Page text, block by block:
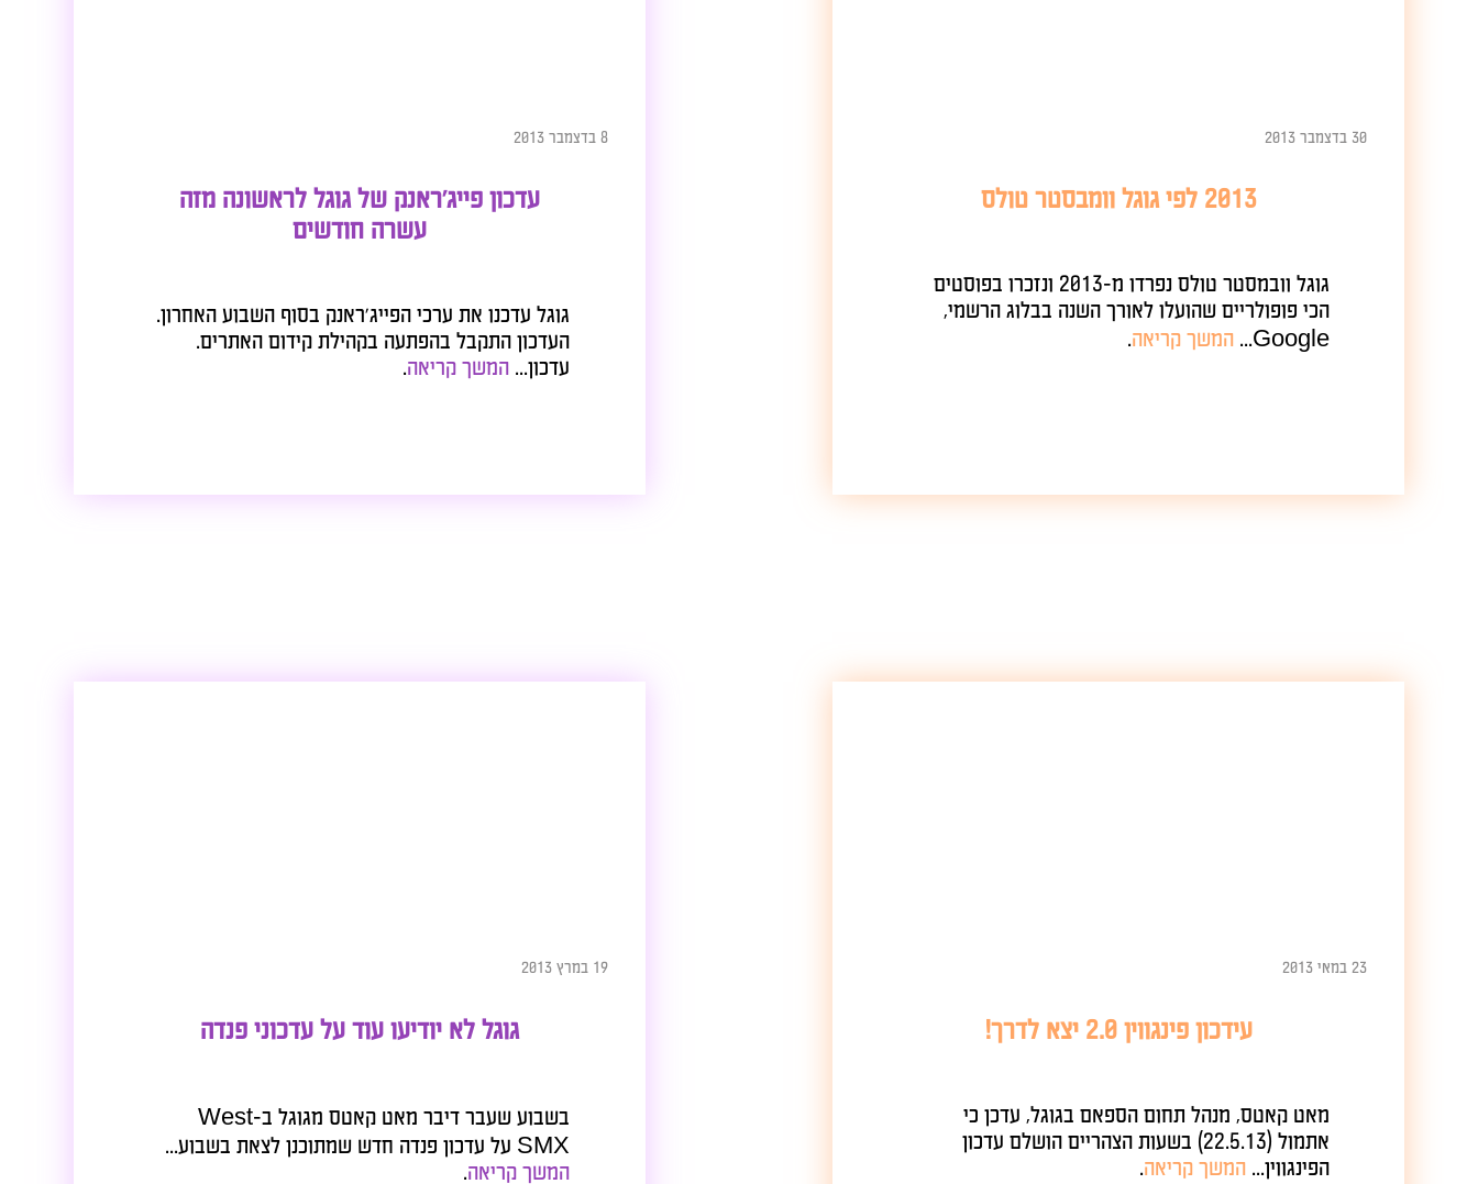
2013 לפי גוגל וומבסטר טולס
גוגל וובמסטר טולס נפרדו מ-2013 ונזכרו בפוסטים
הכי פופולריים שהועלו לאורך השנה בבלוג הרשמי,
Google...
המשך קריאה.
עדכון פייג'ראנק של גוגל לראשונה מזה
עשרה חודשים
גוגל עדכנו את ערכי הפייג'ראנק בסוף השבוע האחרון.
העדכון התקבל בהפתעה בקהילת קידום האתרים.
עדכון...המשך קריאה.
עידכון פינגווין 2.0 יצא לדרך!
מאט קאטס, מנהל תחום הספאם בגוגל, עדכן כי
אתמול (22.5.13) בשעות הצהריים הושלם עדכון
הפינגווין...המשך קריאה.
גוגל לא יודיעו עוד על עדכוני פנדה
בשבוע שעבר דיבר מאט קאטס מגוגל ב-West
SMX על עדכון פנדה חדש שמתוכנן לצאת בשבוע...
המשך קריאה.